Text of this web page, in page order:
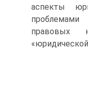
аспекты
проблемами
правовых